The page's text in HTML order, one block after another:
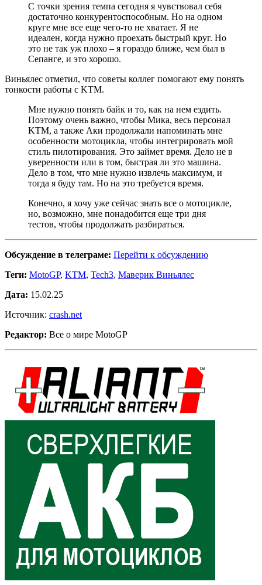
С точки зрения темпа сегодня я чувствовал себя
достаточно конкурентоспособным. Но на одном
круге мне все еще чего-то не хватает. Я не
идеален, когда нужно проехать быстрый круг. Но
это не так уж плохо – я гораздо ближе, чем был в
Сепанге, и это хорошо.
Виньялес отметил, что советы коллег помогают ему понять
тонкости работы с KTM.
Мне нужно понять байк и то, как на нем ездить.
Поэтому очень важно, чтобы Мика, весь персонал
KTM, а также Аки продолжали напоминать мне
особенности мотоцикла, чтобы интегрировать мой
стиль пилотирования. Это займет время. Дело не в
уверенности или в том, быстрая ли это машина.
Дело в том, что мне нужно извлечь максимум, и
тогда я буду там. Но на это требуется время.
Конечно, я хочу уже сейчас знать все о мотоцикле,
но, возможно, мне понадобится еще три дня
тестов, чтобы продолжать разбираться.
Обсуждение в телеграме: Перейти к обсуждению
Теги: MotoGP, KTM, Tech3, Маверик Виньялес
Дата: 15.02.25
Источник: crash.net
Редактор: Все о мире MotoGP